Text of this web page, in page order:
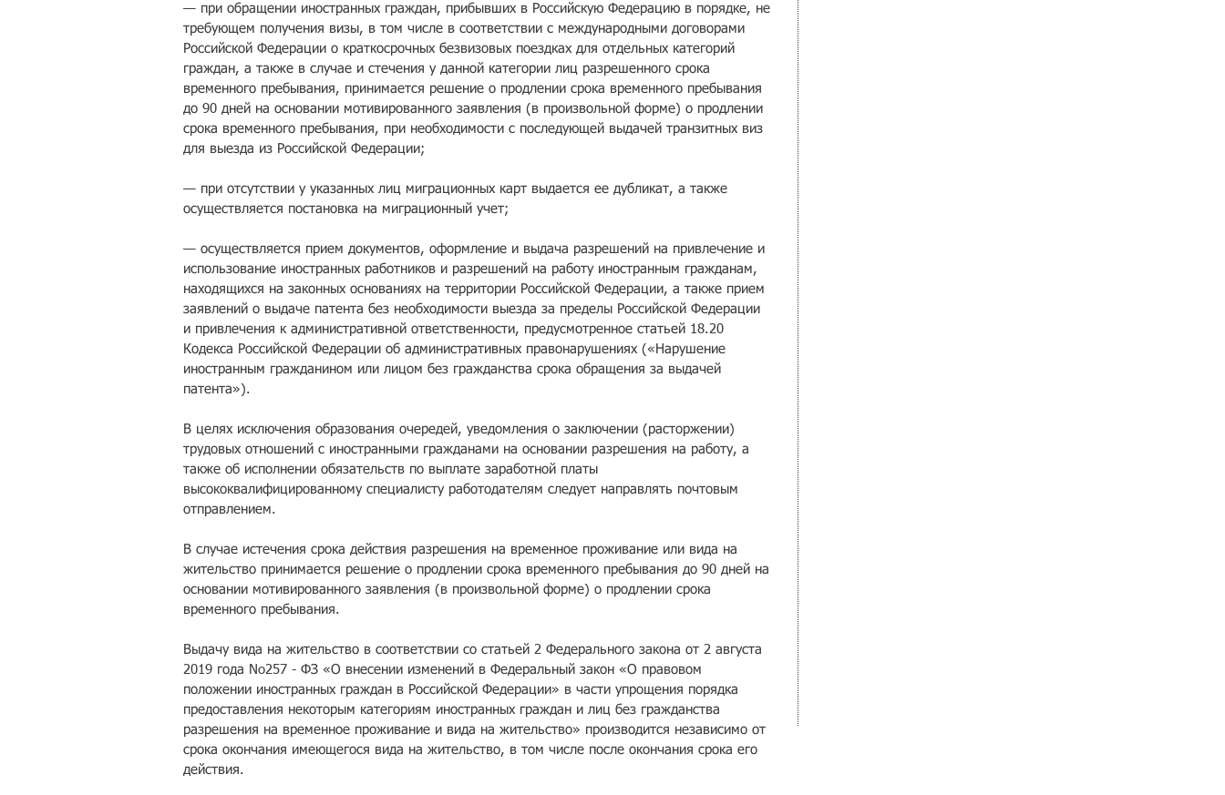
— при обращении иностранных граждан, прибывших в Российскую Федерацию в порядке, не
требующем получения визы, в том числе в соответствии с международными договорами
Российской Федерации о краткосрочных безвизовых поездках для отдельных категорий
граждан, а также в случае и стечения у данной категории лиц разрешенного срока
временного пребывания, принимается решение о продлении срока временного пребывания
до 90 дней на основании мотивированного заявления (в произвольной форме) о продлении
срока временного пребывания, при необходимости с последующей выдачей транзитных виз
для выезда из Российской Федерации;
— при отсутствии у указанных лиц миграционных карт выдается ее дубликат, а также
осуществляется постановка на миграционный учет;
— осуществляется прием документов, оформление и выдача разрешений на привлечение и
использование иностранных работников и разрешений на работу иностранным гражданам,
находящихся на законных основаниях на территории Российской Федерации, а также прием
заявлений о выдаче патента без необходимости выезда за пределы Российской Федерации
и привлечения к административной ответственности, предусмотренное статьей 18.20
Кодекса Российской Федерации об административных правонарушениях («Нарушение
иностранным гражданином или лицом без гражданства срока обращения за выдачей
патента»).
В целях исключения образования очередей, уведомления о заключении (расторжении)
трудовых отношений с иностранными гражданами на основании разрешения на работу, а
также об исполнении обязательств по выплате заработной платы
высококвалифицированному специалисту работодателям следует направлять почтовым
отправлением.
В случае истечения срока действия разрешения на временное проживание или вида на
жительство принимается решение о продлении срока временного пребывания до 90 дней на
основании мотивированного заявления (в произвольной форме) о продлении срока
временного пребывания.
Выдачу вида на жительство в соответствии со статьей 2 Федерального закона от 2 августа
2019 года No257 - ФЗ «О внесении изменений в Федеральный закон «О правовом
положении иностранных граждан в Российской Федерации» в части упрощения порядка
предоставления некоторым категориям иностранных граждан и лиц без гражданства
разрешения на временное проживание и вида на жительство» производится независимо от
срока окончания имеющегося вида на жительство, в том числе после окончания срока его
действия.